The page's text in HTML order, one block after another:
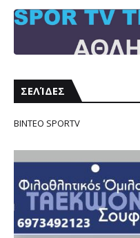
ΣΕΛΊΔΕΣ
ΒΙΝΤΕΟ SPORTV